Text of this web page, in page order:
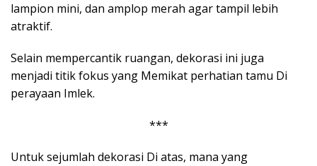
lampion mini, dan amplop merah agar tampil lebih
atraktif.
Selain mempercantik ruangan, dekorasi ini juga
menjadi titik fokus yang Memikat perhatian tamu Di
perayaan Imlek.
***
Untuk sejumlah dekorasi Di atas, mana yang